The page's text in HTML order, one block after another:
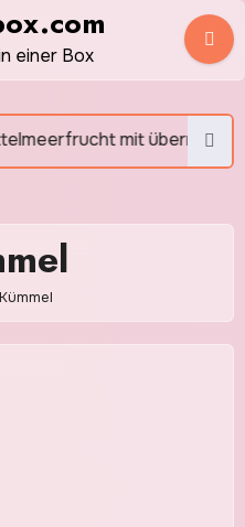
einer Box
mit überraschendem
Kümmel